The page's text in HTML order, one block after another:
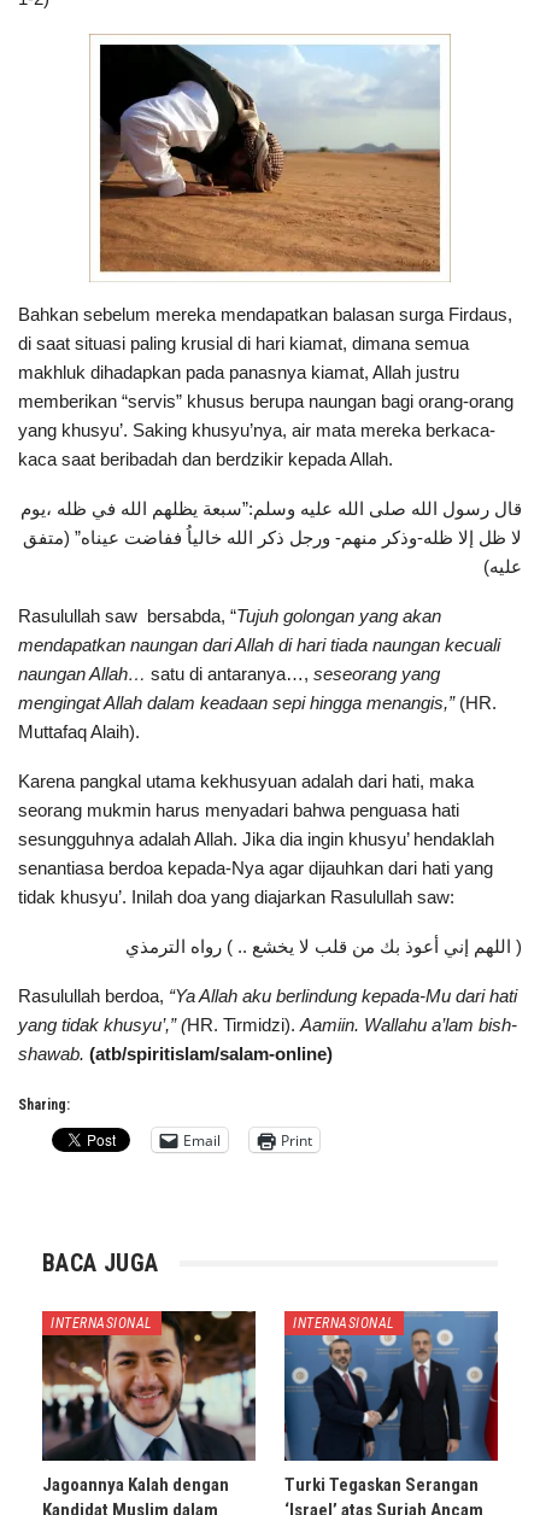
Bahkan sebelum mereka mendapatkan balasan surga Firdaus,
di saat situasi paling krusial di hari kiamat, dimana semua
makhluk dihadapkan pada panasnya kiamat, Allah justru
memberikan “servis” khusus berupa naungan bagi orang-orang
yang khusyu’. Saking khusyu’nya, air mata mereka berkaca-
kaca saat beribadah dan berdzikir kepada Allah.
قال رسول الله صلى الله عليه وسلم:”سبعة يظلهم الله في ظله ،يوم
لا ظل إلا ظله-وذكر منهم- ورجل ذكر الله خالياُ ففاضت عيناه” (متفق
عليه)
Rasulullah saw bersabda, “Tujuh golongan yang akan
mendapatkan naungan dari Allah di hari tiada naungan kecuali
naungan Allah… satu di antaranya…, seseorang yang
mengingat Allah dalam keadaan sepi hingga menangis,” (HR.
Muttafaq Alaih).
Karena pangkal utama kekhusyuan adalah dari hati, maka
seorang mukmin harus menyadari bahwa penguasa hati
sesungguhnya adalah Allah. Jika dia ingin khusyu’ hendaklah
senantiasa berdoa kepada-Nya agar dijauhkan dari hati yang
tidak khusyu’. Inilah doa yang diajarkan Rasulullah saw:
( اللهم إني أعوذ بك من قلب لا يخشع .. ) رواه الترمذي
Rasulullah berdoa, “Ya Allah aku berlindung kepada-Mu dari hati
yang tidak khusyu’,” (HR. Tirmidzi). Aamiin. Wallahu a’lam bish-
shawab. (atb/spiritislam/salam-online)
Sharing:
Email Print
BACA JUGA
INTERNASIONAL
Jagoannya Kalah dengan
Kandidat Muslim dalam
INTERNASIONAL
Turki Tegaskan Serangan
‘Israel’ atas Suriah Ancam